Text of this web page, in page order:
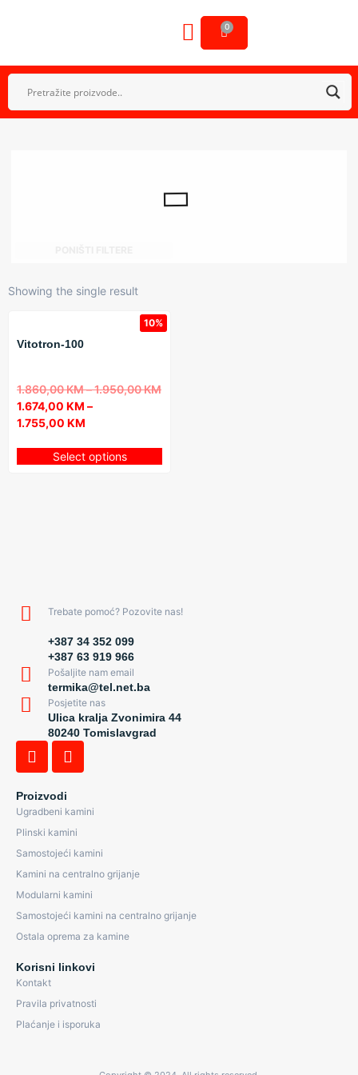
0
Showing the single result
10%
Vitotron-100
1.860,00KM–1.950,00KM
1.674,00 KM –
1.755,00 KM
Select options
Trebate pomoć? Pozovite nas!
+387 34 352 099
+387 63 919 966
Pošaljite nam email
termika@tel.net.ba
Posjetite nas
Ulica kralja Zvonimira 44
80240 Tomislavgrad
Proizvodi
Ugradbeni kamini
Plinski kamini
Samostojeći kamini
Kamini na centralno grijanje
Modularni kamini
Samostojeći kamini na centralno grijanje
Ostala oprema za kamine
Korisni linkovi
Kontakt
Pravila privatnosti
Plaćanje i isporuka